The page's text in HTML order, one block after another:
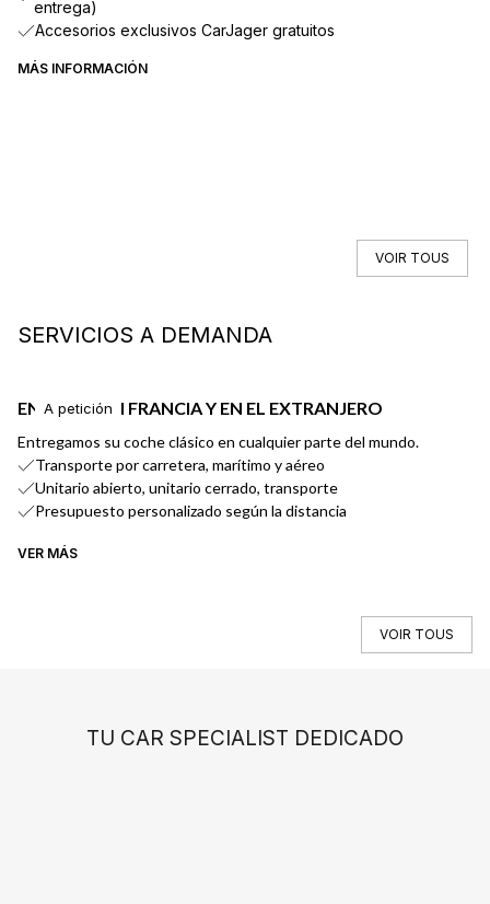
entrega)
Accesorios exclusivos CarJager gratuitos
MÁS INFORMACIÓN
VOIR TOUS
SERVICIOS A DEMANDA
A petición
ENTREGA EN FRANCIA Y EN EL EXTRANJERO
Entregamos su coche clásico en cualquier parte del mundo.
Transporte por carretera, marítimo y aéreo
Unitario abierto, unitario cerrado, transporte
Presupuesto personalizado según la distancia
VER MÁS
VOIR TOUS
TU CAR SPECIALIST DEDICADO